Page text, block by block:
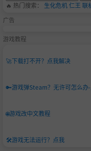
🔥 热门搜索： 生化危机仁王联
广告
游戏教程
🚀下载打不开？点我解决
🔑游戏弹Steam？无许可怎么办
🌐游戏改中文教程
🛠️游戏无法运行？点我